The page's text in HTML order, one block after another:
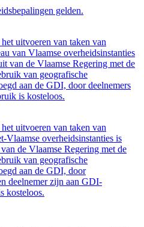
gelden.
uitvoeren van taken van
van Vlaamse overheidsinstanties
van de Vlaamse Regering met de
van geografische
aan de GDI, door deelnemers
is kosteloos.
uitvoeren van taken van
Vlaamse overheidsinstanties is
de Vlaamse Regering met de
van geografische
aan de GDI, door
deelnemer zijn aan GDI-
kosteloos.